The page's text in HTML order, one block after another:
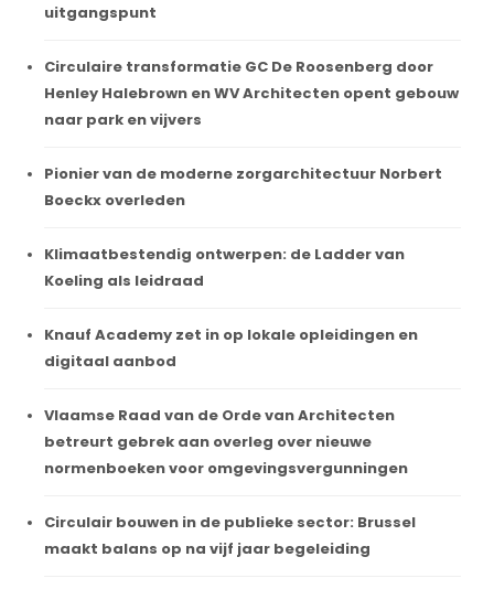
uitgangspunt
Circulaire transformatie GC De Roosenberg door
Henley Halebrown en WV Architecten opent gebouw
naar park en vijvers
Pionier van de moderne zorgarchitectuur Norbert
Boeckx overleden
Klimaatbestendig ontwerpen: de Ladder van
Koeling als leidraad
Knauf Academy zet in op lokale opleidingen en
digitaal aanbod
Vlaamse Raad van de Orde van Architecten
betreurt gebrek aan overleg over nieuwe
normenboeken voor omgevingsvergunningen
Circulair bouwen in de publieke sector: Brussel
maakt balans op na vijf jaar begeleiding